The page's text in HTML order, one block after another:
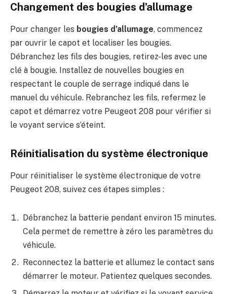
Changement des bougies d’allumage
Pour changer les bougies d’allumage, commencez
par ouvrir le capot et localiser les bougies.
Débranchez les fils des bougies, retirez-les avec une
clé à bougie. Installez de nouvelles bougies en
respectant le couple de serrage indiqué dans le
manuel du véhicule. Rebranchez les fils, refermez le
capot et démarrez votre Peugeot 208 pour vérifier si
le voyant service s’éteint.
Réinitialisation du système électronique
Pour réinitialiser le système électronique de votre
Peugeot 208, suivez ces étapes simples :
Débranchez la batterie pendant environ 15 minutes.
Cela permet de remettre à zéro les paramètres du
véhicule.
Reconnectez la batterie et allumez le contact sans
démarrer le moteur. Patientez quelques secondes.